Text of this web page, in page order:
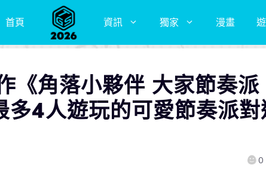
首頁 資訊 獨家 漫畫
角落小夥伴 大家節奏派
4人遊玩的可愛節奏派對
0